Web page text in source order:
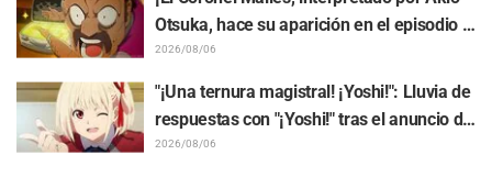
revelados
Otsuka, hace su aparición en el episodio 3
del anime de TV "The Ghost in the Shell"!
Revelan comentarios del elenco y la
tarjeta final (endcard)
2026/08/06
"¡Una ternura magistral! ¡Yoshi!": Lluvia de
respuestas con "¡Yoshi!" tras el anuncio de
la colaboración entre "Lycoris Recoil" y
2026/08/06